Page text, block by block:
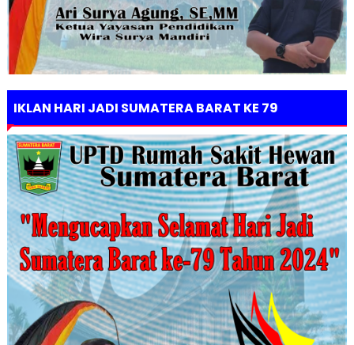
IKLAN HARI JADI SUMATERA BARAT KE 79